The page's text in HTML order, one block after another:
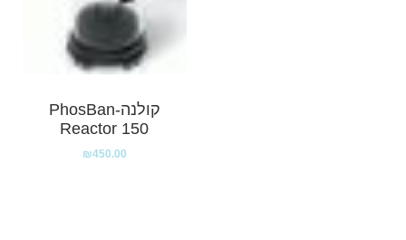
קולנה-PhosBan
Reactor 150
₪450.00